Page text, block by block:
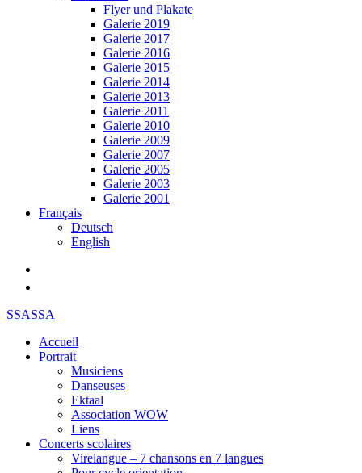
Flyer und Plakate
Galerie 2019
Galerie 2017
Galerie 2016
Galerie 2015
Galerie 2014
Galerie 2013
Galerie 2011
Galerie 2010
Galerie 2009
Galerie 2007
Galerie 2005
Galerie 2003
Galerie 2001
Français
Deutsch
English
SSASSA
Accueil
Portrait
Musiciens
Danseuses
Ektaal
Association WOW
Liens
Concerts scolaires
Virelangue – 7 chansons en 7 langues